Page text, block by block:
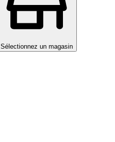
Sélectionnez un magasin